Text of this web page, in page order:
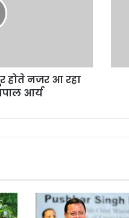
होते नजर आ रहा
आर्य
थैंक